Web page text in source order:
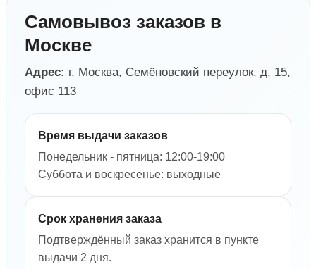
Самовывоз заказов в
Москве
Адрес: г. Москва, Семёновский переулок, д. 15,
офис 113
Время выдачи заказов
Понедельник - пятница: 12:00-19:00
Суббота и воскресенье: выходные
Срок хранения заказа
Подтверждённый заказ хранится в пункте
выдачи 2 дня.